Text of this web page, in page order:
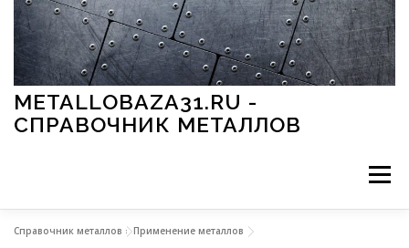
Перейти к содержимому
METALLOBAZA31.RU -
СПРАВОЧНИК МЕТАЛЛОВ
Меню
Справочник металлов »Применение металлов